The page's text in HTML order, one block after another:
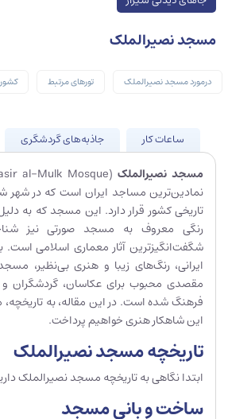
مسجد نصیرالملک
درمورد مسجد نصیرالملک تورهای مرتبط
ساعات کار جاذبه‌های گردشگری
مسجد نصیرالملک
نمادین‌ترین مساجد ایران است که در شهر
تاریخی کشور قرار دارد. این مسجد که به
رنگی معروف به مسجد صورتی نیز
شگفت‌انگیزترین آثار معماری اسلامی
ایرانی، رنگ‌های زیبا و هنری بی‌نظیر،
مقصدی محبوب برای عکاسان، گردشگران
فرهنگ شده است. در این مقاله، به تاریخچه،
این شاهکار هنری خواهیم پرداخت.
تاریخچه مسجد نصیرالملک
ابتدا نگاهی به تاریخچه مسجد نصیرالملک
ساخت و بانی مسجد